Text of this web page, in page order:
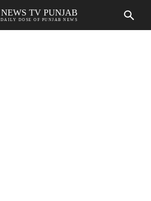
NEWS TV PUNJAB
DAILY DOSE OF PUNJAB NEWS